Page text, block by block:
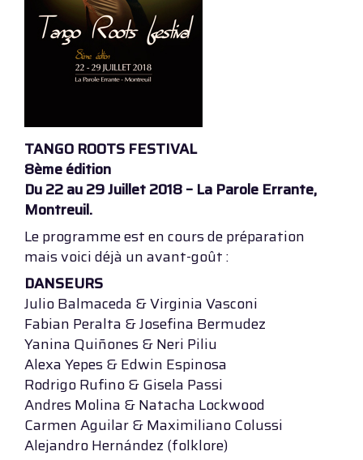
TANGO ROOTS FESTIVAL
8ème édition
Du 22 au 29 Juillet 2018 – La Parole Errante,
Montreuil.
Le programme est en cours de préparation
mais voici déjà un avant-goût :
DANSEURS
Julio Balmaceda & Virginia Vasconi
Fabian Peralta & Josefina Bermudez
Yanina Quiñones & Neri Piliu
Alexa Yepes & Edwin Espinosa
Rodrigo Rufino & Gisela Passi
Andres Molina & Natacha Lockwood
Carmen Aguilar & Maximiliano Colussi
Alejandro Hernández (folklore)